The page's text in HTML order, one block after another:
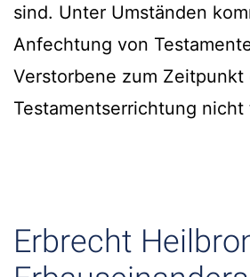
sind. Unter Umständen
Anfechtung von
Verstorbene zum Zeitpunkt
Testamentserrichtung
Erbrecht